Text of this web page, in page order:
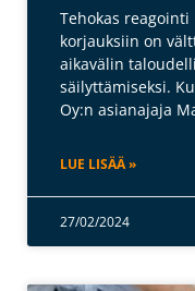
Tehokas
korjauksiin on
aikavälin
säilyttämiseksi.
Oy:n asianajaja
LUE LISÄÄ »
27/02/2024